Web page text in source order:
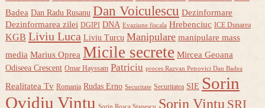
Badea Dan Radu Rusanu Dan Voiculescu Dezinformare
Dezinformarea zilei DGIPI DNA Evaziune fiscala Hrebenciuc ICE Dunarea
KGB Liviu Luca Liviu Turcu Manipulare manipulare mass
media Marius Oprea Micile secrete Mircea Geoana
Odiseea Crescent Omar Hayssam Patriciu proces Razvan Petrovici Dan Badea
Realitatea Tv Romania Rudas Erno Securitate Securitatea SIE Sorin
Ovidiu Vintu Sorin Rosca Stanescu Sorin Vintu SRI